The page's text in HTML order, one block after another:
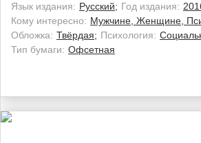
Язык издания: Русский; Год издания:
Кому интересно: Мужчине, Женщине,
Обложка: Твёрдая; Психология:
Тип бумаги: Офсетная